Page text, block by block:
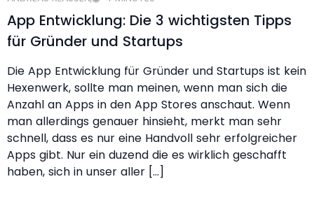
App Entwicklung: Die 3 wichtigsten Tipps
für Gründer und Startups
Die App Entwicklung für Gründer und Startups ist kein
Hexenwerk, sollte man meinen, wenn man sich die
Anzahl an Apps in den App Stores anschaut. Wenn
man allerdings genauer hinsieht, merkt man sehr
schnell, dass es nur eine Handvoll sehr erfolgreicher
Apps gibt. Nur ein duzend die es wirklich geschafft
haben, sich in unser aller […]